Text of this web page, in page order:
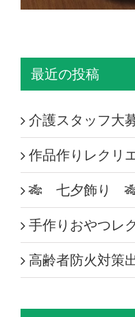
最近の投稿
介護スタッフ大
作品作りレクリ
🎋 七夕飾り
手作りおやつレ
高齢者防火対策